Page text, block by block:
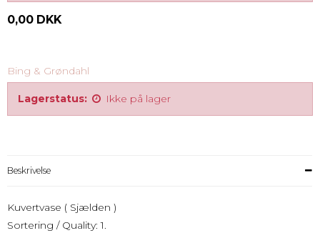
0,00 DKK
Bing & Grøndahl
Lagerstatus: Ikke på lager
Beskrivelse
Kuvertvase ( Sjælden )
Sortering / Quality: 1.